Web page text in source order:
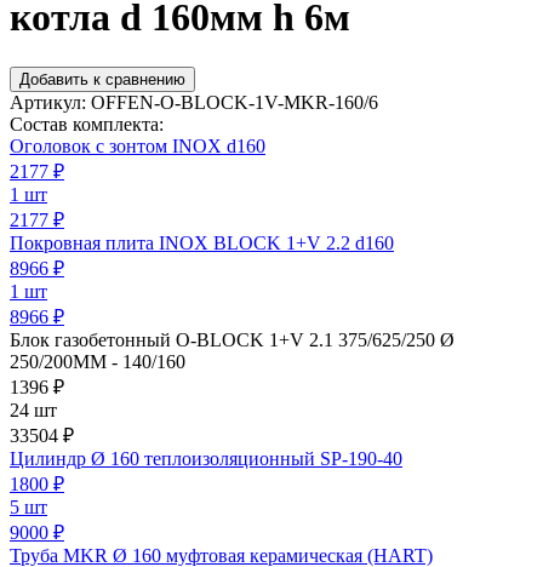
котла d 160мм h 6м
Добавить к сравнению
Артикул: OFFEN-O-BLOCK-1V-MKR-160/6
Состав комплекта:
Оголовок с зонтом INOX d160
2177 ₽
1 шт
2177 ₽
Покровная плита INOX BLOCK 1+V 2.2 d160
8966 ₽
1 шт
8966 ₽
Блок газобетонный O-BLOCK 1+V 2.1 375/625/250 Ø
250/200ММ - 140/160
1396 ₽
24 шт
33504 ₽
Цилиндр Ø 160 теплоизоляционный SP-190-40
1800 ₽
5 шт
9000 ₽
Труба MKR Ø 160 муфтовая керамическая (HART)